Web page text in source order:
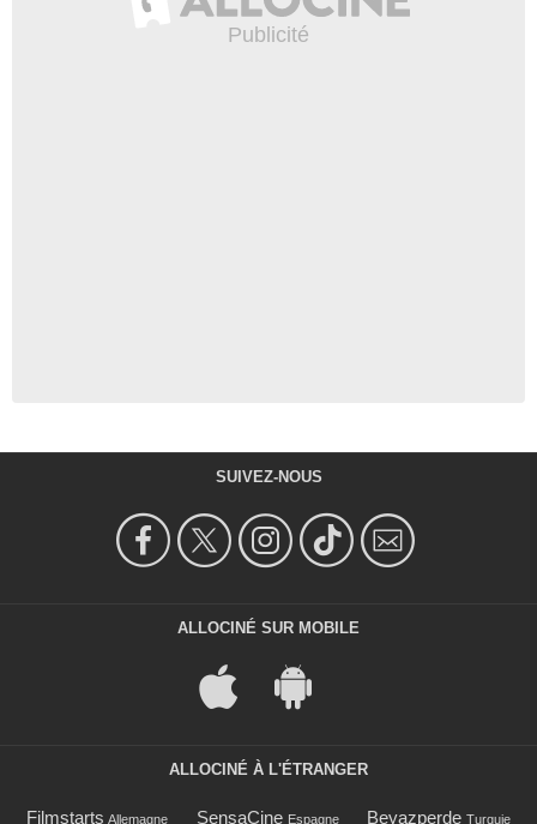
SUIVEZ-NOUS
ALLOCINÉ SUR MOBILE
ALLOCINÉ À L'ÉTRANGER
Filmstarts Allemagne SensaCine Espagne Beyazperde Turquie